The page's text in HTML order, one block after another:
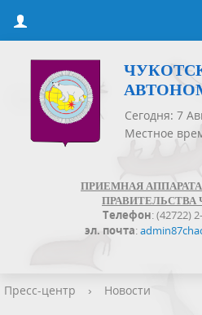
Сегодня: 7
Местное
ПРИЕМНАЯ
ПРАВИТЕЛЬСТВА
Телефон: (42722)
эл. почта:
Пресс-центр › Новости